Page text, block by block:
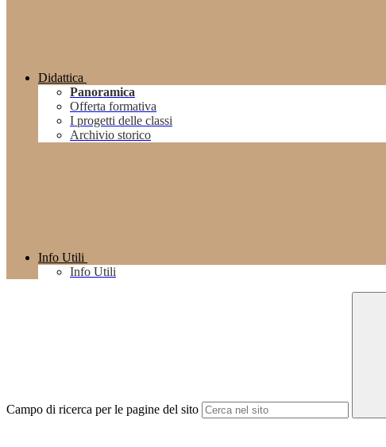
Didattica
Panoramica
Offerta formativa
I progetti delle classi
Archivio storico
Info Utili
Info Utili
Campo di ricerca per le pagine del sito